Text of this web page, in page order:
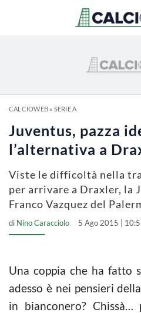
CALCIOWEB» SERIE A
Juventus, pazza
l’alternativa a
Viste le difficoltà nella
per arrivare a Draxler, la
Franco Vazquez del
di Nino Caracciolo 5 Ago 2015 |
Una coppia che ha fatto
adesso è nei pensieri
in bianconero? Chissà…